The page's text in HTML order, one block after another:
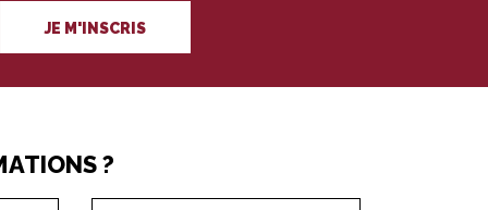
JE M'INSCRIS
?